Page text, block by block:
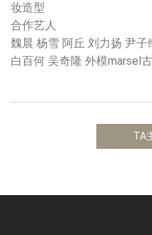
妆造型
合作艺人
魏晨 杨雪 阿丘 刘力扬 尹子
白百何 吴奇隆 外模marsel
TA